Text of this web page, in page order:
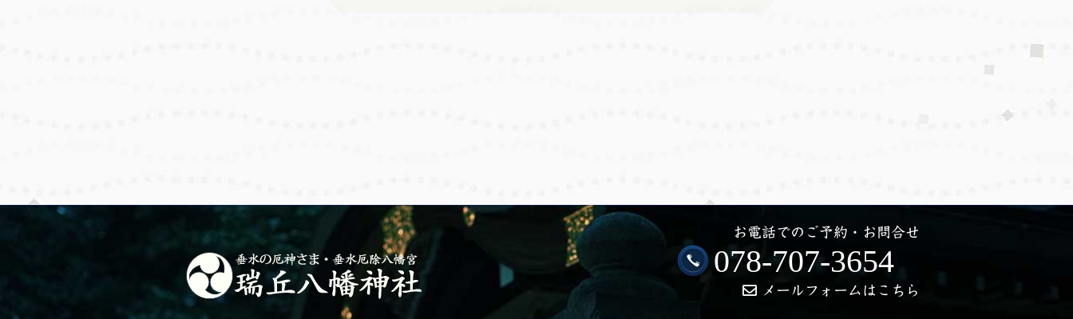
お電話でのご予約・お問合せ
078-707-3654
メールフォームはこちら